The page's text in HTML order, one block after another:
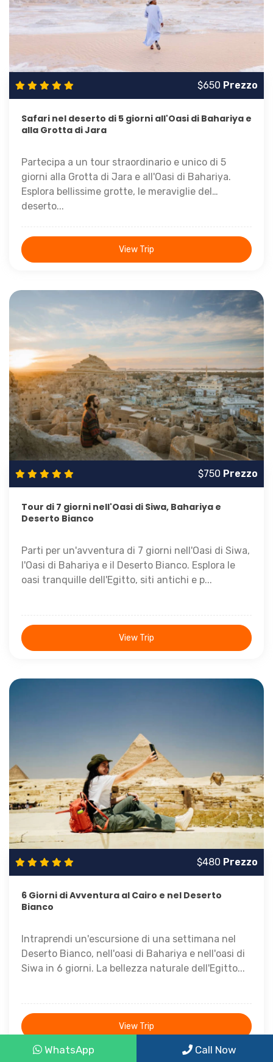
WhatsApp Call Now
$650 Prezzo
Safari nel deserto di 5 giorni all'Oasi di Bahariya e
alla Grotta di Jara
Partecipa a un tour straordinario e unico di 5
giorni alla Grotta di Jara e all'Oasi di Bahariya.
Esplora bellissime grotte, le meraviglie del
deserto...
View Trip
$750 Prezzo
Tour di 7 giorni nell'Oasi di Siwa, Bahariya e
Deserto Bianco
Parti per un'avventura di 7 giorni nell'Oasi di Siwa,
l'Oasi di Bahariya e il Deserto Bianco. Esplora le
oasi tranquille dell'Egitto, siti antichi e p...
View Trip
$480 Prezzo
6 Giorni di Avventura al Cairo e nel Deserto
Bianco
Intraprendi un'escursione di una settimana nel
Deserto Bianco, nell'oasi di Bahariya e nell'oasi di
Siwa in 6 giorni. La bellezza naturale dell'Egitto...
View Trip